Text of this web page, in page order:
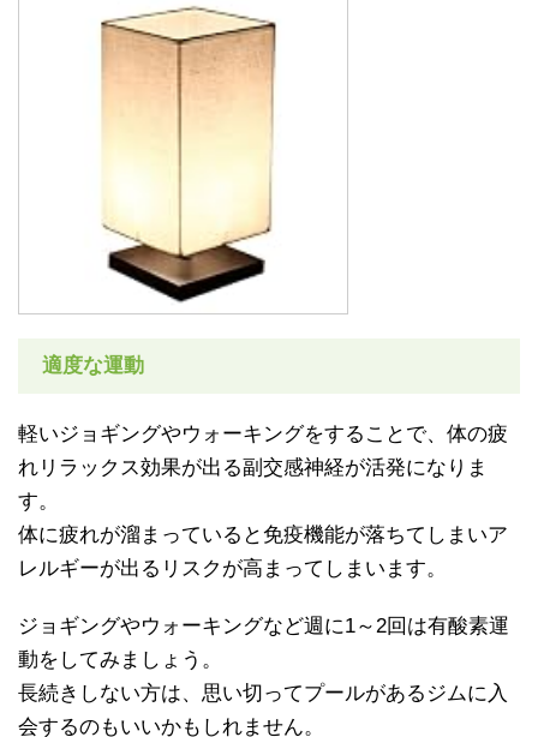
適度な運動
軽いジョギングやウォーキングをすることで、体の疲
れリラックス効果が出る副交感神経が活発になりま
す。
体に疲れが溜まっていると免疫機能が落ちてしまいア
レルギーが出るリスクが高まってしまいます。
ジョギングやウォーキングなど週に1～2回は有酸素運
動をしてみましょう。
長続きしない方は、思い切ってプールがあるジムに入
会するのもいいかもしれません。